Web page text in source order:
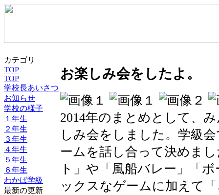
カテゴリ
TOP
TOP
学校長あいさつ
お知らせ
学校の様子
１年生
２年生
３年生
４年生
５年生
６年生
わかば学級
最新の更新
お楽しみ会をしたよ。
2014年のまとめとして、
しみ会をしました。学級
ームを話し合って決めま
ト」や「風船バレー」「
ックスなゲームに加えて